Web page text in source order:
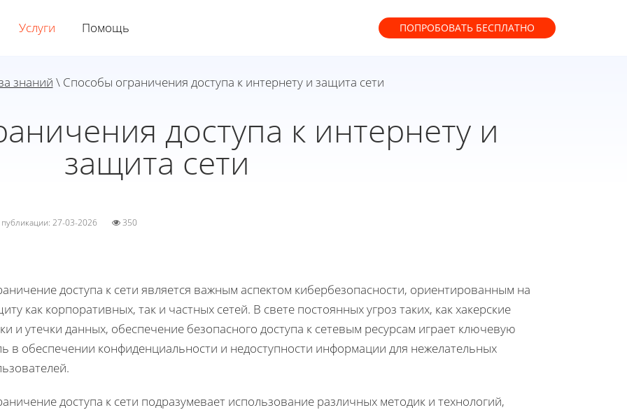
Услуги Помощь ПОПРОБОВАТЬ БЕСПЛАТНО
знаний \ Способы ограничения доступа к интернету и защита сети
доступа к интернету и
защита сети
публикации: 27-03-2026 350
доступа к сети является важным аспектом кибербезопасности, ориентированным на
как корпоративных, так и частных сетей. В свете постоянных угроз таких, как хакерские
и утечки данных, обеспечение безопасного доступа к сетевым ресурсам играет ключевую
в обеспечении конфиденциальности и недоступности информации для нежелательных
доступа к сети подразумевает использование различных методик и технологий,